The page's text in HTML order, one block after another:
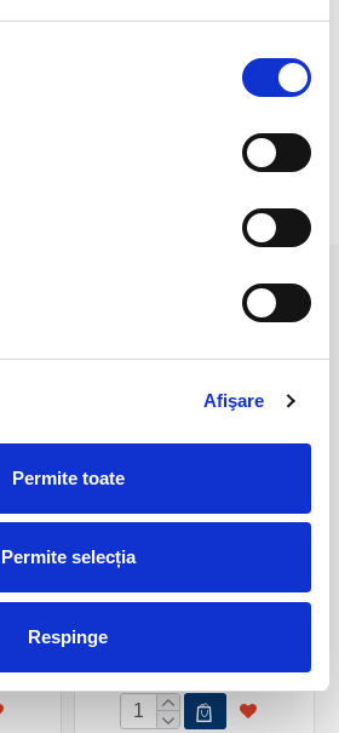
Afişare
Permite toate
Permite selecția
Respinge
in functie de rezolutia
ASEMANATOARE
Super seven ( Melody's